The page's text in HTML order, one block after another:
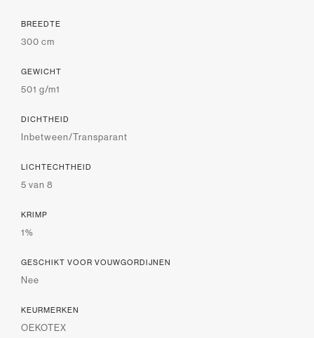
BREEDTE
300 cm
GEWICHT
501 g/m1
DICHTHEID
Inbetween/Transparant
LICHTECHTHEID
5 van 8
KRIMP
1%
GESCHIKT VOOR VOUWGORDIJNEN
Nee
KEURMERKEN
OEKOTEX